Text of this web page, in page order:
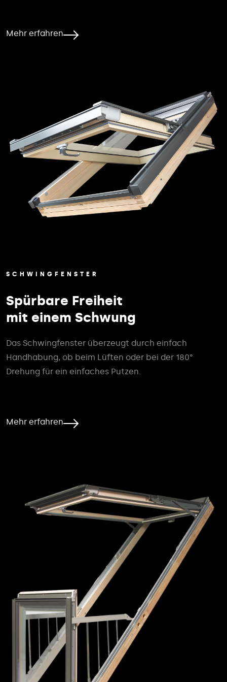
Mehr erfahren
SCHWINGFENSTER
Spürbare Freiheit
mit einem Schwung
Das Schwingfenster überzeugt durch einfach
Handhabung, ob beim Lüften oder bei der 180°
Drehung für ein einfaches Putzen.
Mehr erfahren